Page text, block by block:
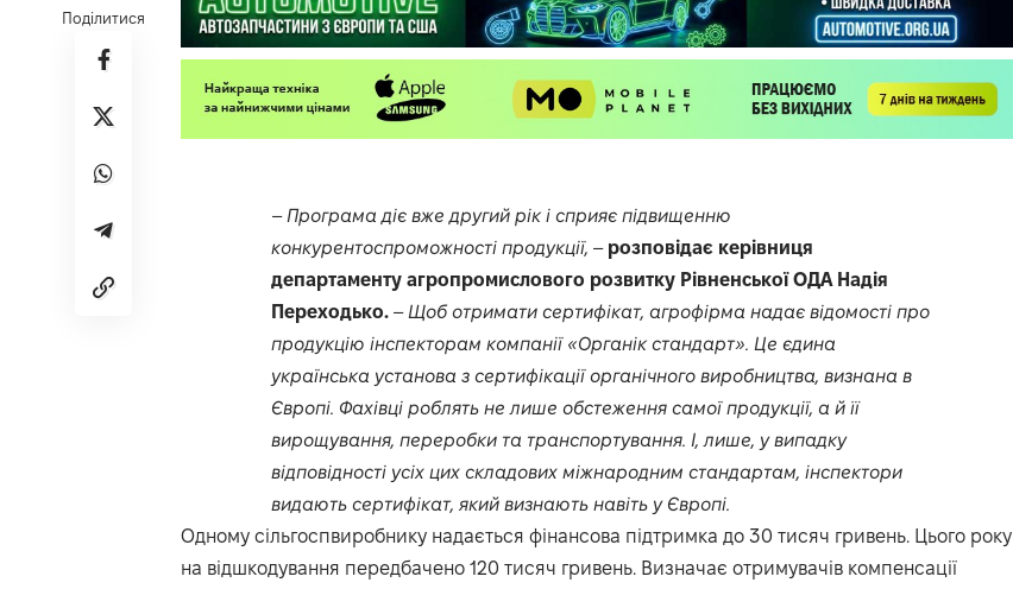
Поділитися
– Програма діє вже другий рік і сприяє підвищенню
конкурентоспроможності продукції, – розповідає керівниця
департаменту агропромислового розвитку Рівненської ОДА Надія
Переходько.– Щоб отримати сертифікат, агрофірма надає відомості про
продукцію інспекторам компанії «Органік стандарт». Це єдина
українська установа з сертифікації органічного виробництва, визнана в
Європі. Фахівці роблять не лише обстеження самої продукції, а й її
вирощування, переробки та транспортування. І, лише, у випадку
відповідності усіх цих складових міжнародним стандартам, інспектори
видають сертифікат, який визнають навіть у Європі.
Одному сільгоспвиробнику надається фінансова підтримка до 30 тисяч гривень. Цього року
на відшкодування передбачено 120 тисяч гривень. Визначає отримувачів компенсації